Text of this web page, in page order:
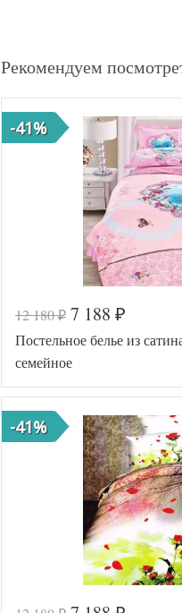
Рекомендуем
-41%
12 180₽ 7 188 ₽
Постельное белье из
семейное
-41%